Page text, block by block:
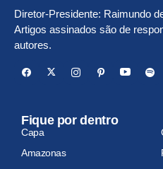
Diretor-Presidente: Raimundo
Artigos assinados são de
autores.
Fique por dentro
Capa
Amazonas